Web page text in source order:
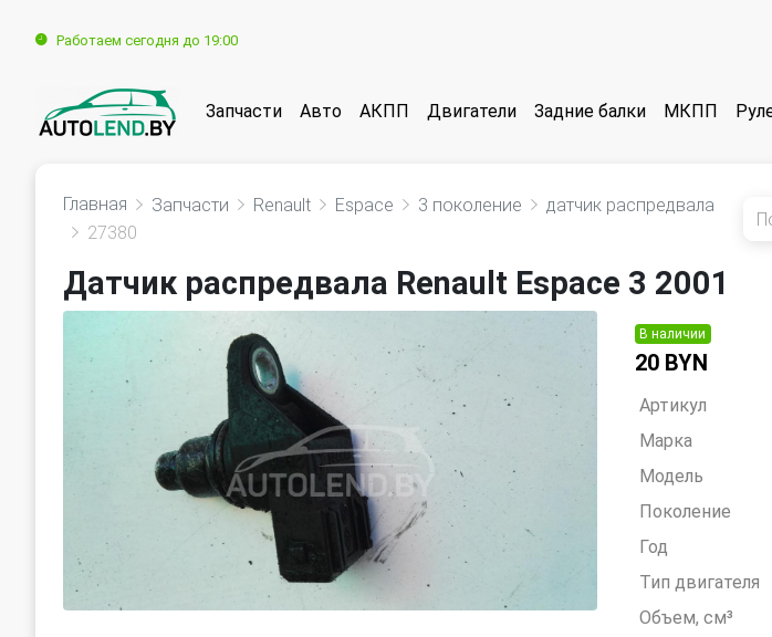
Работаем сегодня до 19:00
Запчасти Авто АКПП Двигатели Задние балки МКПП
Главная Запчасти Renault Espace 3 поколение
датчик распредвала
27380
Датчик распредвала Renault Espace 3 2001
В наличии
20 BYN
Артикул
Марка
Модель
Поколение
Год
Тип двигателя
Объем, см³